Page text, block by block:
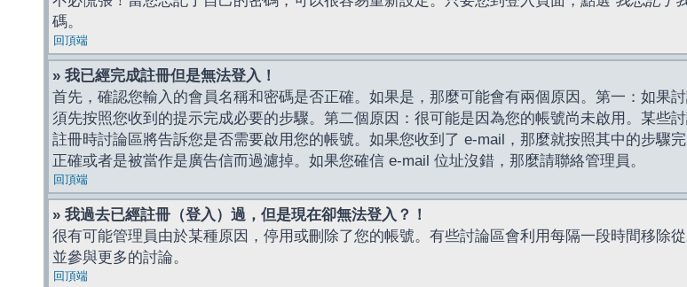
碼。
回頂端
» 我已經完成註冊但是無法登入！
首先，確認您輸入的會員名稱和密碼是否正確。如果是，那麼可能會有兩個原因。第一：如果
須先按照您收到的提示完成必要的步驟。第二個原因：很可能是因為您的帳號尚未啟用。某些
註冊時討論區將告訴您是否需要啟用您的帳號。如果您收到了 e-mail，那麼就按照其中的步驟
正確或者是被當作是廣告信而過濾掉。如果您確信 e-mail 位址沒錯，那麼請聯絡管理員。
回頂端
» 我過去已經註冊（登入）過，但是現在卻無法登入？！
很有可能管理員由於某種原因，停用或刪除了您的帳號。有些討論區會利用每隔一段時間移除
並參與更多的討論。
回頂端